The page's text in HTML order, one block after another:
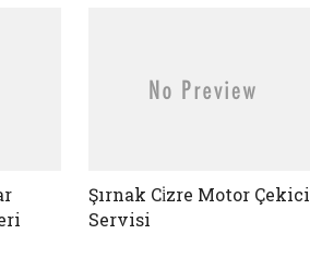
Şırnak Ci̇zre Motor Çekici
Servisi